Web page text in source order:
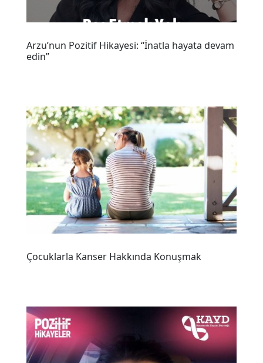
Arzu’nun Pozitif Hikayesi: “İnatla hayata devam
edin”
Çocuklarla Kanser Hakkında Konuşmak